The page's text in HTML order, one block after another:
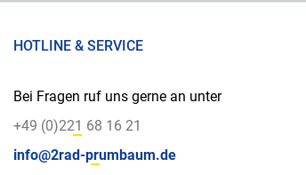
HOTLINE & SERVICE
Bei Fragen ruf uns gerne an unter
+49 (0)221 68 16 21
info@2rad-prumbaum.de